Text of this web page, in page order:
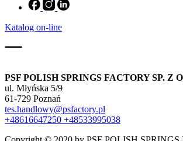
Katalog on-line
PSF POLISH SPRINGS FACTORY SP. Z
ul. Młyńska 5/9
61-729 Poznań
tes.handlowy@psfactory.pl
+48616647250 +48533995038